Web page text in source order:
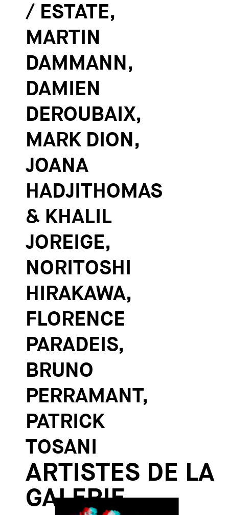
/ ESTATE,
MARTIN
DAMMANN,
DAMIEN
DEROUBAIX,
MARK DION,
JOANA
HADJITHOMAS
& KHALIL
JOREIGE,
NORITOSHI
HIRAKAWA,
FLORENCE
PARADEIS,
BRUNO
PERRAMANT,
PATRICK
TOSANI
ARTISTES DE LA
GALERIE